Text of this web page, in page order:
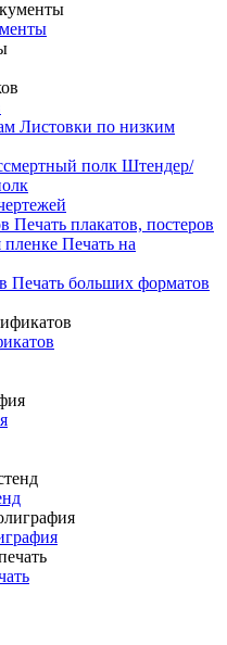
Листовки по низким
Штендер/
Печать плакатов, постеров
Печать на
Печать больших форматов